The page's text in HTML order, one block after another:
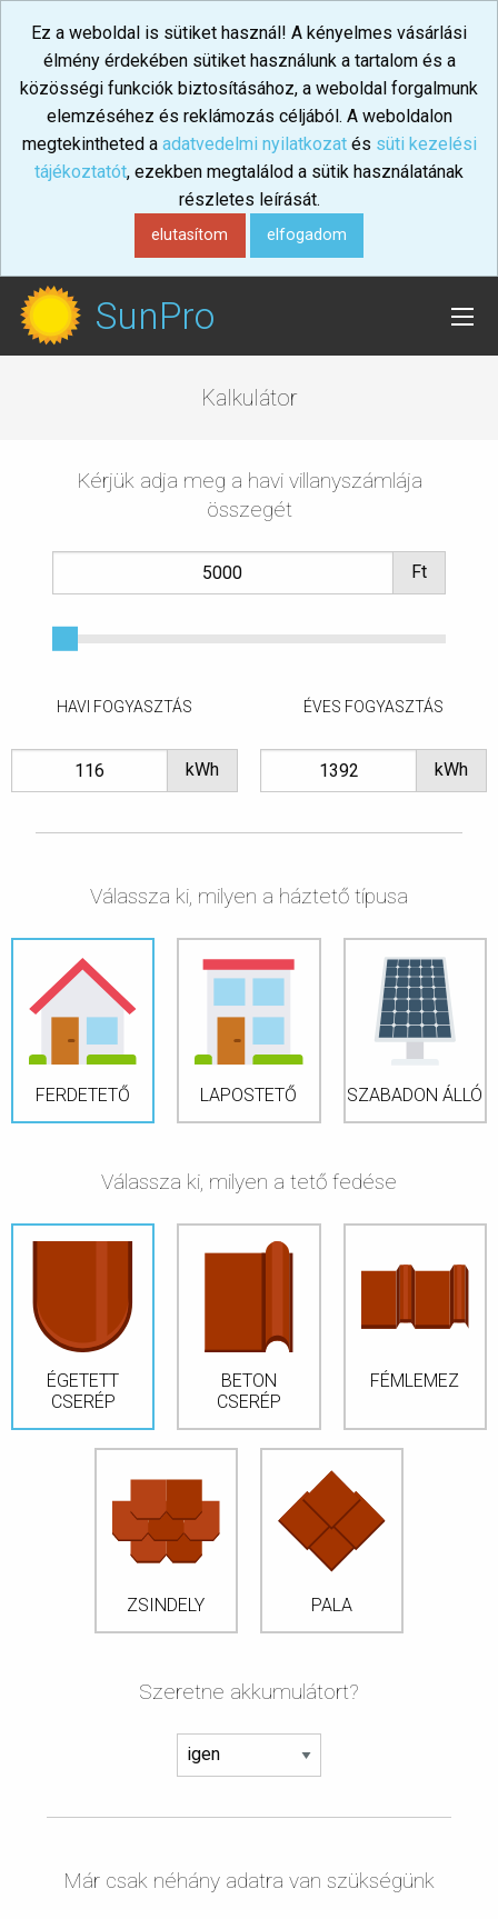
Ez a weboldal is sütiket használ! A kényelmes vásárlási
élmény érdekében sütiket használunk a tartalom és a
közösségi funkciók biztosításához, a weboldal forgalmunk
elemzéséhez és reklámozás céljából. A weboldalon
megtekintheted a adatvedelmi nyilatkozatés süti kezelési
tájékoztatót, ezekben megtalálod a sütik használatának
részletes leírását.
elutasítom elfogadom
SunPro
Kalkulátor
Kérjük adja meg a havi villanyszámlája
összegét
Ft
HAVI FOGYASZTÁS
kWh
ÉVES FOGYASZTÁS
kWh
Válassza ki, milyen a háztető típusa
FERDETETŐ LAPOSTETŐ SZABADON ÁLLÓ
Válassza ki, milyen a tető fedése
ÉGETETT
CSERÉP
BETON
CSERÉP
FÉMLEMEZ
ZSINDELY PALA
Szeretne akkumulátort?
Már csak néhány adatra van szükségünk